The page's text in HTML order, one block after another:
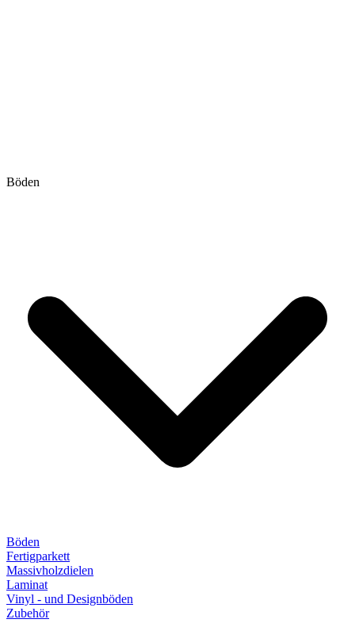
Böden
Böden
Fertigparkett
Massivholzdielen
Laminat
Vinyl - und Designböden
Zubehör